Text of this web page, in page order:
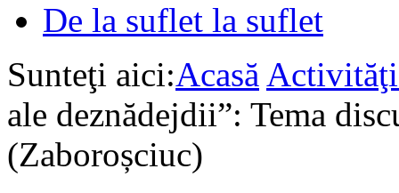
De la suflet la suflet
Sunteţi aici:Acasă
ale deznădejdii”: Tema
(Zaboroșciuc)